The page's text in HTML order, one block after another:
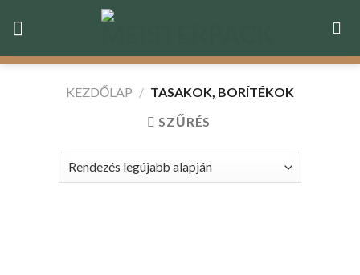
KEZDŐLAP / TASAKOK, BORÍTÉKOK
SZŰRÉS